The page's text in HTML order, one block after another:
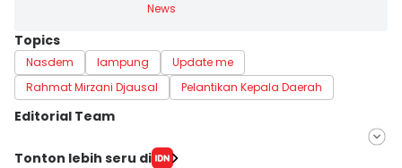
News
Topics
Nasdem lampung
Update me
Rahmat Mirzani Djausal
Pelantikan Kepala Daerah
Editorial Team
Editor
Tonton lebih seru di